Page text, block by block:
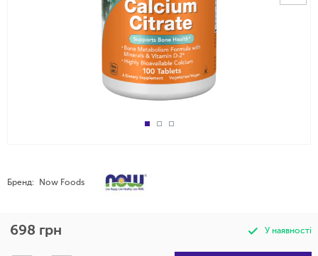
Бренд: Now Foods
698 грн У наявності